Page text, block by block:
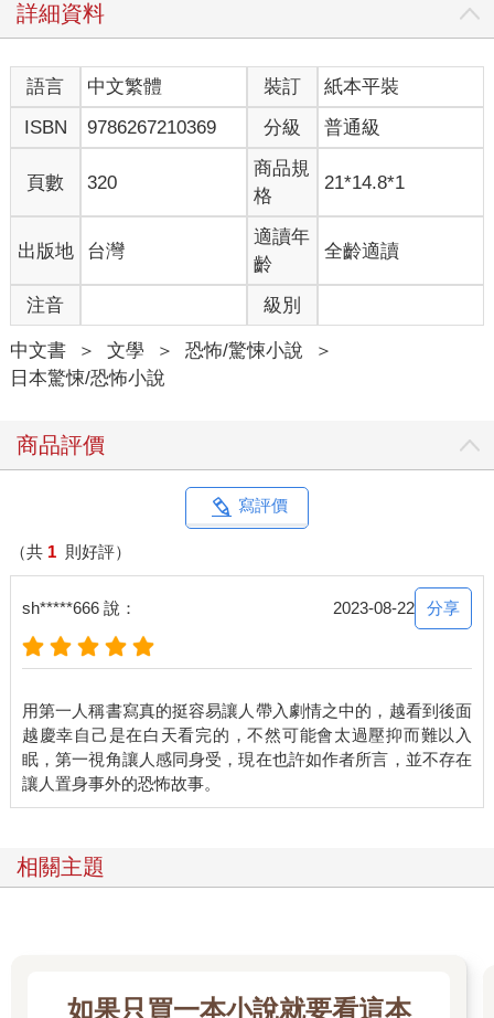
最喜歡三津田信三的作品。而他的作品裡面，又以被稱為「幽靈
屋敷」系列的三本書特別吸引我。故事描寫三津田老師與責任編
輯一起討論，他透過各式各樣的管道蒐集到鬼故事的過程中，發
現這些鬼故事最後都指向同一棟鬼屋—以上是這個系列的內容。
這些作品在三津田老師卓越的文筆與淵博的知識支撐下，具有明
明是「虛」構的作品（畢竟屬於小說的範疇），卻完全不讓人覺
得是虛構作品的力量。亦即所謂的「介於虛實之間」。
看完他的小說後，我變了。
至於是什麼改變呢，我開始蒐集真有其事的怪談。
我的想法是，如果自己像「幽靈屋敷」系列的三津田老師持續蒐
集怪談的話，或許能發現什麼也說不定。
起初，網路是我主要蒐集怪談的管道，後來也開始改向職場上的
同事打聽。我在教學醫院上班，那裡根本是鬼故事的寶庫，員工
也多半比較不會大驚小怪。此外，患者也經常告訴我這方面的傳
聞。為了與患者建立信賴關係，聊天時難免會提到興趣，而對我
熱愛鬼故事的興趣表示理解的患者，後來也經常提供這方面的話
面，在完全分散的時間給觀眾看。我開始蒐集怪談就是想體會這
種感覺，幸好我如今也正在體會中。
我現在著手書寫的這些文本，是原本流傳在網路上的網路小說，
所以舉個網路上的故事為例。
看到這裡的讀者大概都是五十歲以下的人，所以應該都知道某大
型留言板的討論串「洒落怖《要不要來蒐集恐怖到嚇死人的鬼故
事？（死ぬ程洒落にならない怖い話を集めてみない？）》」
「洒落怖」裡有個名為〈扭來扭去〉（くねくね）的故事，說是
只要看過「洒落怖」留言串，便沒人不知曉這個故事也不為過。
212 姓名：無名氏在你背後……投稿日：2001/07/07（六）01:28
這是我弟弟告訴我的真實故事。
事情發生在外面是大晴天，稻田新綠抽芽的時候。
天氣明明這麼好，但不知怎地，兩人都不太想出去玩。
那人穿著一身白（從窗口看不清楚對方是男是女）。
詳細資料
語言 中文繁體 裝訂
紙本平裝
ISBN
9786267210369 分級 普通級
頁數 320
商品規
格
21*14.8*1
出版地 台灣
適讀年
齡
全齡適讀
注音 級別
中文書 ＞ 文學 ＞ 恐怖/驚悚小說
＞
日本驚悚/恐怖小說
商品評價
寫評價
（共 1 則好評）
sh*****666 說： 2023-08-22 分享
用第一人稱書寫真的挺容易讓人帶入劇情之中的，越看到後面
越慶幸自己是在白天看完的，不然可能會太過壓抑而難以入
眠，第一視角讓人感同身受，現在也許如作者所言，並不存在
相關主題
如果只買一本小說就要看這本